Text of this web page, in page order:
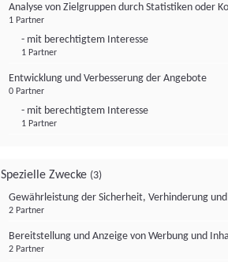
Analyse von Zielgruppen durch Statistiken oder
1 Partner
- mit berechtigtem Interesse
1 Partner
Entwicklung und Verbesserung der Angebote
0 Partner
- mit berechtigtem Interesse
1 Partner
Spezielle Zwecke (3)
Gewährleistung der Sicherheit, Verhinderung
2 Partner
Bereitstellung und Anzeige von Werbung und
2 Partner